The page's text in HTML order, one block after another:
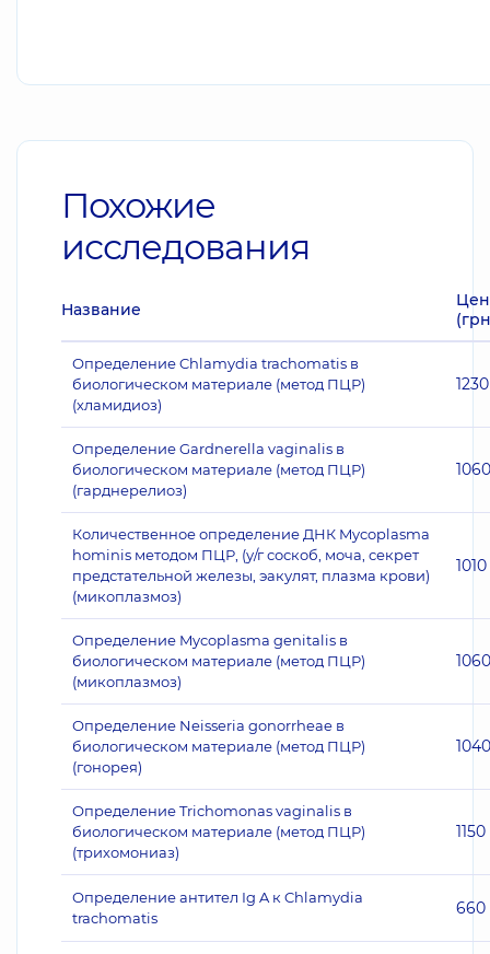
Похожие
исследования
Название
Определение Chlamydia trachomatis в
биологическом материале (метод ПЦР)
(хламидиоз)
1230
Определение Gardnerella vaginalis в
биологическом материале (метод ПЦР)
(гарднерелиоз)
1060
Количественное определение ДНК Mycoplasma
hominis методом ПЦР, (у/г соскоб, моча, секрет
предстательной железы, эакулят, плазма крови)
(микоплазмоз)
1010
Определение Mycoplasma genitalis в
биологическом материале (метод ПЦР)
(микоплазмоз)
1060
Определение Neisseria gonorrheae в
биологическом материале (метод ПЦР)
(гонорея)
1040
Определение Trichomonas vaginalis в
биологическом материале (метод ПЦР)
(трихомониаз)
1150
Определение антител Ig A к Chlamydia
trachomatis
660